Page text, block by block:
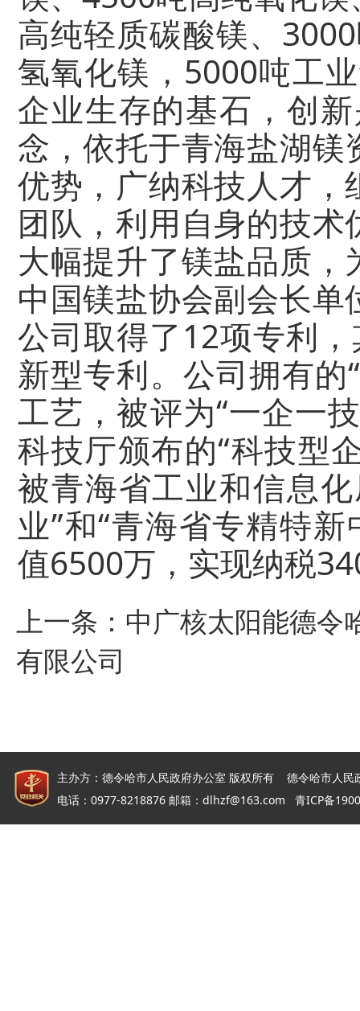
高纯轻质碳酸镁、
氢氧化镁，5000吨工
企业生存的基石，创
念，依托于青海盐湖
优势，广纳科技人才
团队，利用自身的技
大幅提升了镁盐品质
中国镁盐协会副会长
公司取得了12项专利
新型专利。公司拥有的
工艺，被评为“一企一
科技厅颁布的“科技型
被青海省工业和信息
业”和“青海省专精特
值6500万，实现纳税
上一条： 中广核太阳能德令
有限公司
主办方：德令哈市人民政府办公室 版权所有 德令哈市人
电话：0977-8218876 邮箱：dlhzf@163.com 青ICP备